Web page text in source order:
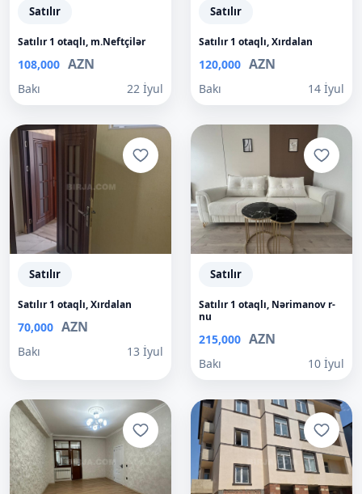
Satılır
Satılır 1 otaqlı, m.Neftçilər
108,000 AZN
Bakı 22 İyul
Satılır
Satılır 1 otaqlı, Xırdalan
120,000 AZN
Bakı 14 İyul
Satılır
Satılır 1 otaqlı, Xırdalan
70,000 AZN
Bakı 13 İyul
Satılır
Satılır 1 otaqlı, Nərimanov r-
nu
215,000 AZN
Bakı 10 İyul